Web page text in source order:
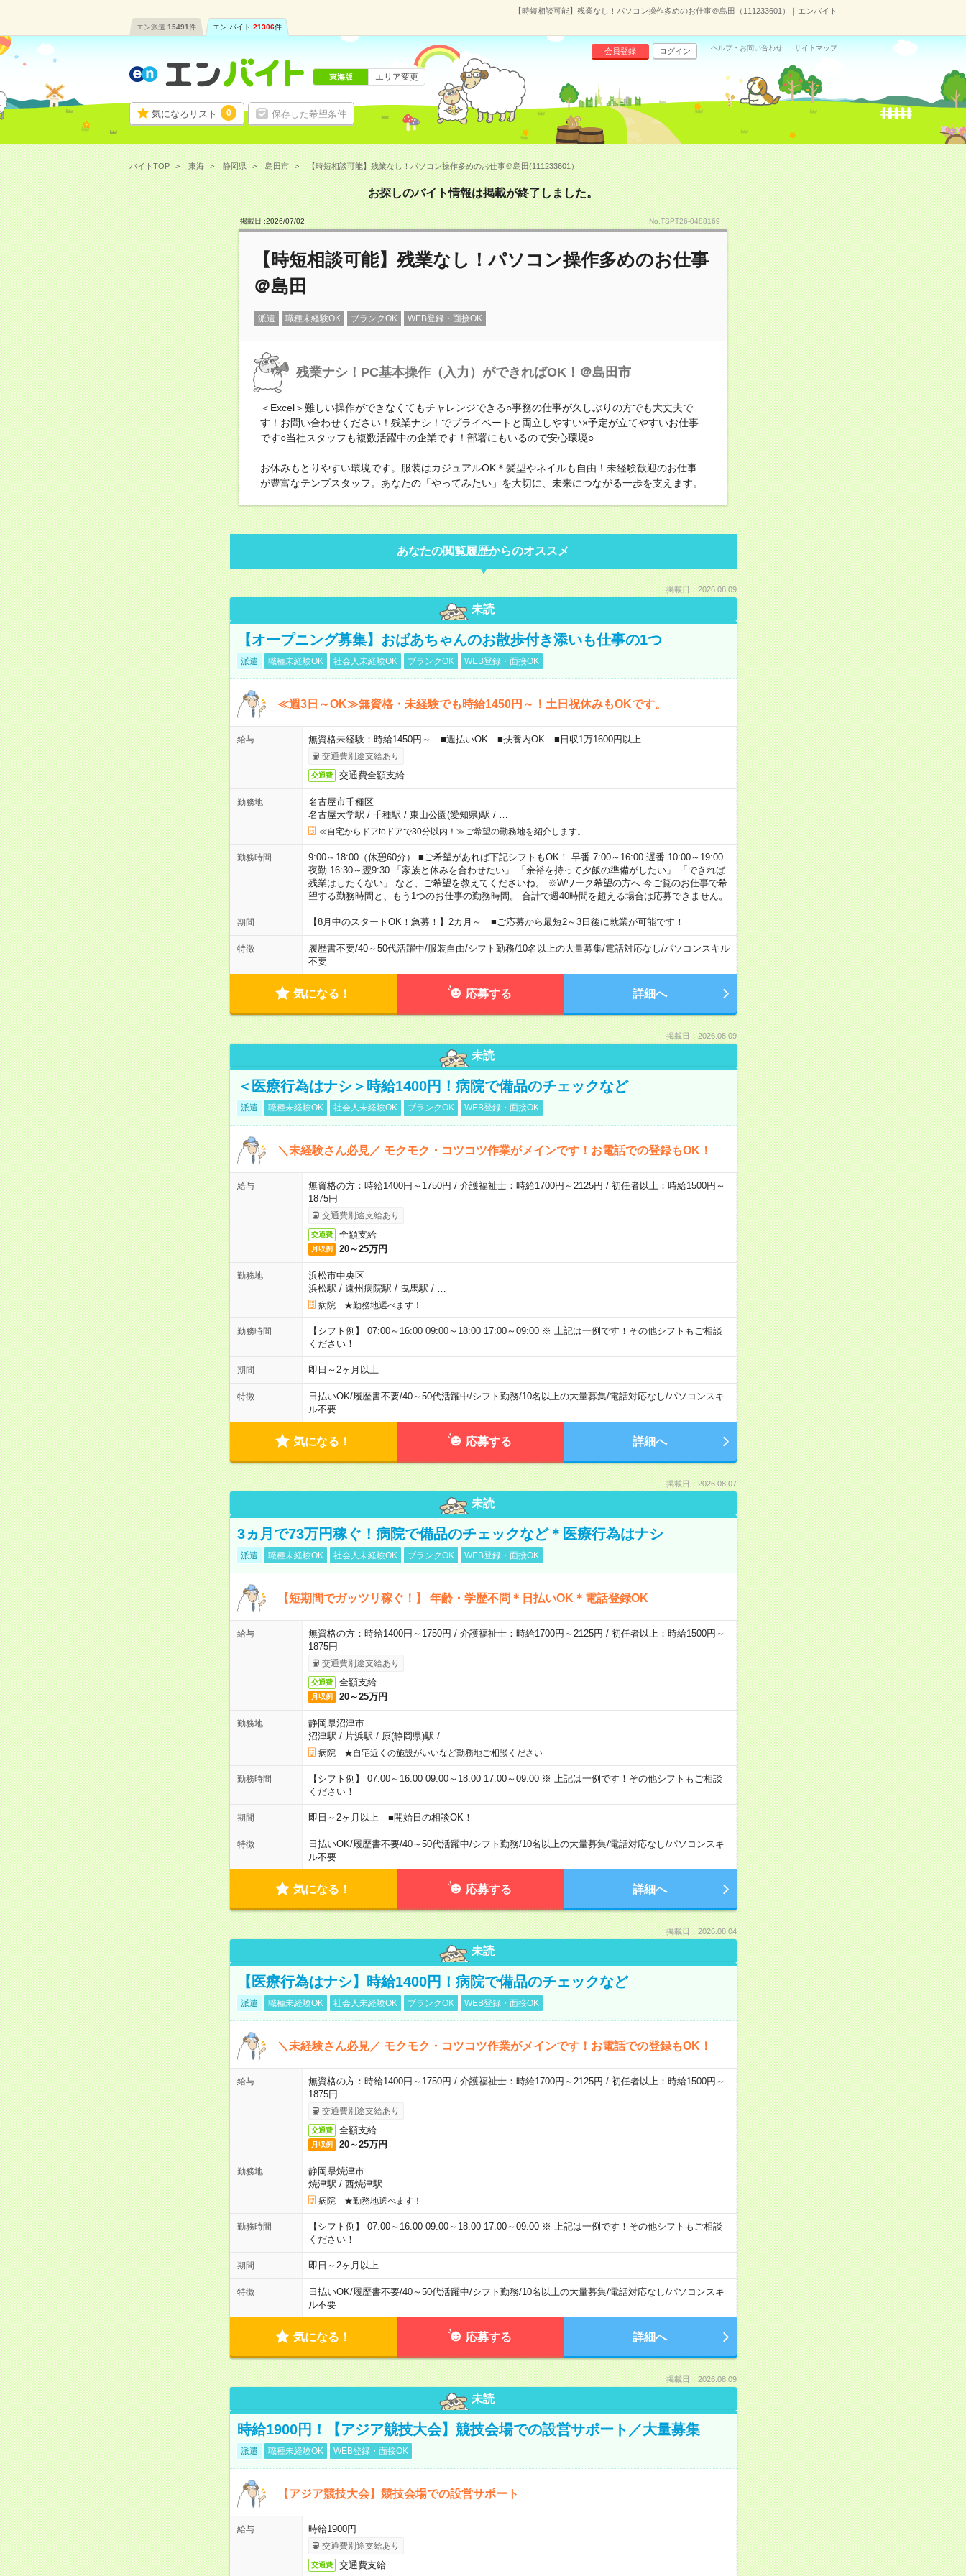
【時短相談可能】残業なし！パソコン操作多めのお仕事＠島田（111233601）｜エンバイト
エン派遣 15491件 エン バイト 21306件
気になるリスト 0 保存した希望条件
会員登録 ログイン ヘルプ・お問い合わせ サイトマップ
東海版 エリア変更
バイトTOP 東海 静岡県 島田市 【時短相談可能】残業なし！パソコン操作多めのお仕事＠島田(111233601）
お探しのバイト情報は掲載が終了しました。
掲載日 :2026/07/02 No.TSPT26-0488169
【時短相談可能】残業なし！パソコン操作多めのお仕事
＠島田
派遣 職種未経験OK ブランクOK WEB登録・面接OK
残業ナシ！PC基本操作（入力）ができればOK！＠島田市
＜Excel＞難しい操作ができなくてもチャレンジできる○事務の仕事が久しぶりの方でも大丈夫で
す！お問い合わせください！残業ナシ！でプライベートと両立しやすい×予定が立てやすいお仕事
です○当社スタッフも複数活躍中の企業です！部署にもいるので安心環境○
お休みもとりやすい環境です。服装はカジュアルOK＊髪型やネイルも自由！未経験歓迎のお仕事
が豊富なテンプスタッフ。あなたの「やってみたい」を大切に、未来につながる一歩を支えます。
あなたの閲覧履歴からのオススメ
掲載日：2026.08.09
未読
【オープニング募集】おばあちゃんのお散歩付き添いも仕事の1つ
派遣 職種未経験OK 社会人未経験OK ブランクOK WEB登録・面接OK
≪週3日～OK≫無資格・未経験でも時給1450円～！土日祝休みもOKです。
給与 無資格未経験：時給1450円～ ■週払いOK ■扶養内OK ■日収1万1600円以上
交通費別途支給あり
交通費 交通費全額支給
勤務地
名古屋市千種区
名古屋大学駅 / 千種駅 / 東山公園(愛知県)駅 /
≪自宅からドアtoドアで30分以内！≫ご希望の勤務地を紹介します。
勤務時間
9:00～18:00（休憩60分） ■ご希望があれば下記シフトもOK！ 早番 7:00～16:00 遅番 10:00～19:00
夜勤 16:30～翌9:30 「家族と休みを合わせたい」 「余裕を持って夕飯の準備がしたい」 「できれば
残業はしたくない」 など、ご希望を教えてくださいね。 ※Wワーク希望の方へ 今ご覧のお仕事で希
望する勤務時間と、もう1つのお仕事の勤務時間。 合計で週40時間を超える場合は応募できません。
期間 【8月中のスタートOK！急募！】2カ月～ ■ご応募から最短2～3日後に就業が可能です！
特徴 履歴書不要/40～50代活躍中/服装自由/シフト勤務/10名以上の大量募集/電話対応なし/パソコンスキル
不要
気になる！ 応募する 詳細へ
掲載日：2026.08.09
未読
＜医療行為はナシ＞時給1400円！病院で備品のチェックなど
派遣 職種未経験OK 社会人未経験OK ブランクOK WEB登録・面接OK
＼未経験さん必見／ モクモク・コツコツ作業がメインです！お電話での登録もOK！
給与
無資格の方：時給1400円～1750円 / 介護福祉士：時給1700円～2125円 / 初任者以上：時給1500円～
1875円
交通費別途支給あり
交通費 全額支給
月収例 20～25万円
勤務地
浜松市中央区
浜松駅 / 遠州病院駅 / 曳馬駅 /
病院 ★勤務地選べます！
勤務時間
【シフト例】 07:00～16:00 09:00～18:00 17:00～09:00 ※ 上記は一例です！その他シフトもご相談
ください！
期間 即日～2ヶ月以上
特徴 日払いOK/履歴書不要/40～50代活躍中/シフト勤務/10名以上の大量募集/電話対応なし/パソコンスキ
ル不要
気になる！ 応募する 詳細へ
掲載日：2026.08.07
未読
3ヵ月で73万円稼ぐ！病院で備品のチェックなど＊医療行為はナシ
派遣 職種未経験OK 社会人未経験OK ブランクOK WEB登録・面接OK
【短期間でガッツリ稼ぐ！】 年齢・学歴不問＊日払いOK＊電話登録OK
給与
無資格の方：時給1400円～1750円 / 介護福祉士：時給1700円～2125円 / 初任者以上：時給1500円～
1875円
交通費別途支給あり
交通費 全額支給
月収例 20～25万円
勤務地
静岡県沼津市
沼津駅 / 片浜駅 / 原(静岡県)駅 /
病院 ★自宅近くの施設がいいなど勤務地ご相談ください
勤務時間
【シフト例】 07:00～16:00 09:00～18:00 17:00～09:00 ※ 上記は一例です！その他シフトもご相談
ください！
期間 即日～2ヶ月以上 ■開始日の相談OK！
特徴 日払いOK/履歴書不要/40～50代活躍中/シフト勤務/10名以上の大量募集/電話対応なし/パソコンスキ
ル不要
気になる！ 応募する 詳細へ
掲載日：2026.08.04
未読
【医療行為はナシ】時給1400円！病院で備品のチェックなど
派遣 職種未経験OK 社会人未経験OK ブランクOK WEB登録・面接OK
＼未経験さん必見／ モクモク・コツコツ作業がメインです！お電話での登録もOK！
給与
無資格の方：時給1400円～1750円 / 介護福祉士：時給1700円～2125円 / 初任者以上：時給1500円～
1875円
交通費別途支給あり
交通費 全額支給
月収例 20～25万円
勤務地
静岡県焼津市
焼津駅 / 西焼津駅
病院 ★勤務地選べます！
勤務時間
【シフト例】 07:00～16:00 09:00～18:00 17:00～09:00 ※ 上記は一例です！その他シフトもご相談
ください！
期間 即日～2ヶ月以上
特徴 日払いOK/履歴書不要/40～50代活躍中/シフト勤務/10名以上の大量募集/電話対応なし/パソコンスキ
ル不要
気になる！ 応募する 詳細へ
掲載日：2026.08.09
未読
時給1900円！【アジア競技大会】競技会場での設営サポート／大量募集
派遣 職種未経験OK WEB登録・面接OK
【アジア競技大会】競技会場での設営サポート
給与 時給1900円
交通費別途支給あり
交通費 交通費支給